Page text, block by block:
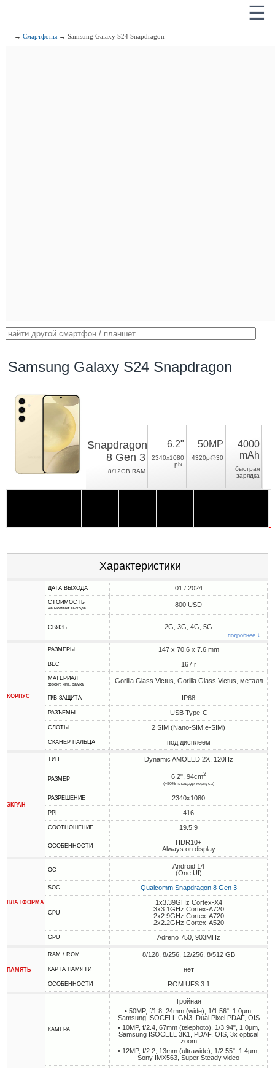
☰
→Смартфоны → Samsung Galaxy S24 Snapdragon
Samsung Galaxy S24 Snapdragon
Snapdragon
8 Gen 3
8/12GB RAM
6.2"
2340x1080
pix.
50MP
4320p@30
4000
mAh
быстрая
зарядка
Характеристики
ДАТА ВЫХОДА 01 / 2024
СТОИМОСТЬ
на момент выхода 800 USD
СВЯЗЬ 2G, 3G, 4G, 5G
подробнее ↓
КОРПУС
РАЗМЕРЫ 147 x 70.6 x 7.6 mm
ВЕС 167 г
МАТЕРИАЛ
фронт, низ, рамка Gorilla Glass Victus, Gorilla Glass Victus, металл
П/В ЗАЩИТА IP68
РАЗЪЕМЫ USB Type-C
СЛОТЫ 2 SIM (Nano-SIM,e-SIM)
СКАНЕР ПАЛЬЦА под дисплеем
ЭКРАН
ТИП Dynamic AMOLED 2X, 120Hz
РАЗМЕР 6.2", 94cm2
(~90% площади корпуса)
РАЗРЕШЕНИЕ 2340x1080
PPI 416
СООТНОШЕНИЕ 19.5:9
ОСОБЕННОСТИ
HDR10+
Always on display
ПЛАТФОРМА
ОС
Android 14
(One UI)
SOC Qualcomm Snapdragon 8 Gen 3
CPU
1x3.39GHz Cortex-X4
3x3.1GHz Cortex-A720
2x2.9GHz Cortex-A720
2x2.2GHz Cortex-A520
GPU Adreno 750, 903MHz
ПАМЯТЬ
RAM / ROM 8/128, 8/256, 12/256, 8/512 GB
КАРТА ПАМЯТИ нет
ОСОБЕННОСТИ ROM UFS 3.1
КАМЕРА
Тройная
• 50MP, f/1.8, 24mm (wide), 1/1.56", 1.0µm,
Samsung ISOCELL GN3, Dual Pixel PDAF, OIS
• 10MP, f/2.4, 67mm (telephoto), 1/3.94", 1.0µm,
Samsung ISOCELL 3K1, PDAF, OIS, 3x optical
zoom
• 12MP, f/2.2, 13mm (ultrawide), 1/2.55", 1.4µm,
Sony IMX563, Super Steady video